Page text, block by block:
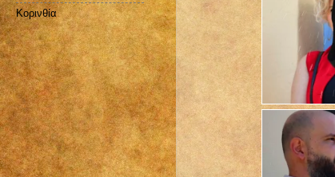
Kορινθία